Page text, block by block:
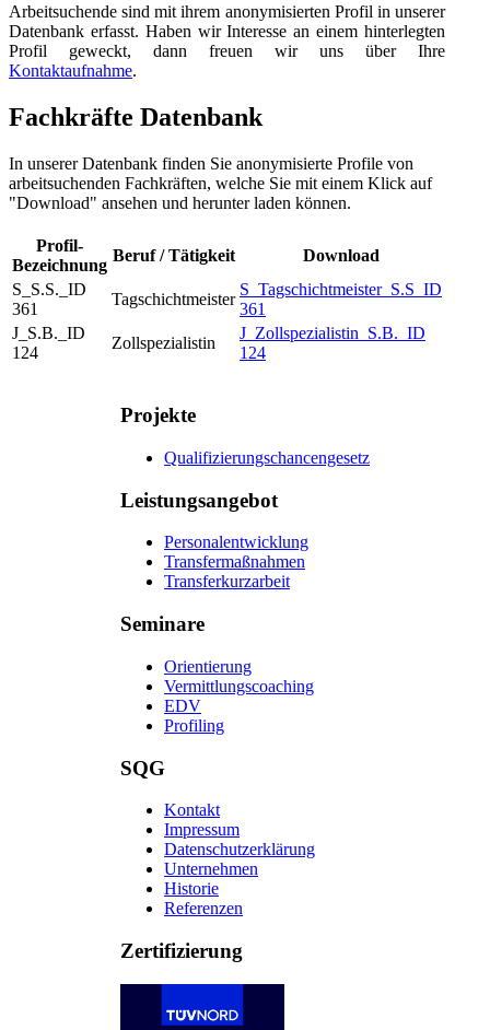
Arbeitsuchende sind mit ihrem anonymisierten Profil in unserer
Datenbank erfasst. Haben wir Interesse an einem hinterlegten
Profil geweckt, dann freuen wir uns über Ihre
Kontaktaufnahme.
Fachkräfte Datenbank
In unserer Datenbank finden Sie anonymisierte Profile von
arbeitsuchenden Fachkräften, welche Sie mit einem Klick auf
"Download" ansehen und herunter laden können.
Profil-
Bezeichnung
Beruf / Tätigkeit
Download
S_S.S._ID
361
Tagschichtmeister
S_Tagschichtmeister_S.S_ID
361
J_S.B._ID
124
Zollspezialistin
J_Zollspezialistin_S.B._ID
124
Projekte
Qualifizierungschancengesetz
Leistungsangebot
Personalentwicklung
Transfermaßnahmen
Transferkurzarbeit
Seminare
Orientierung
Vermittlungscoaching
EDV
Profiling
SQG
Kontakt
Impressum
Datenschutzerklärung
Unternehmen
Historie
Referenzen
Zertifizierung